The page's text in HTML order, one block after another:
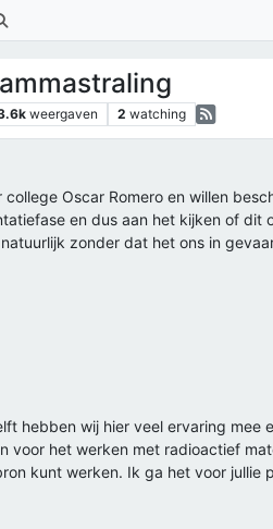
weergaven 2 watching
Oscar Romero en willen
en dus aan het kijken of
zonder dat het ons in
hebben wij hier veel ervaring
voor het werken met radioactief
kunt werken. Ik ga het voor jullie